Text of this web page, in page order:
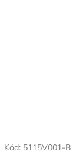
Kód: 5115V001-B